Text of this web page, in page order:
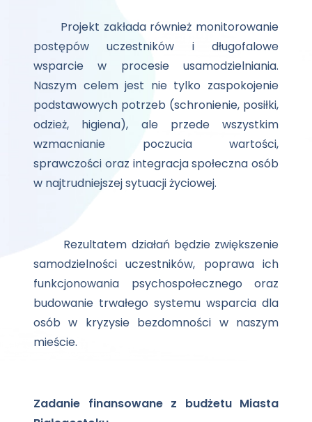
Projekt zakłada również monitorowanie
postępów uczestników i długofalowe
wsparcie w procesie usamodzielniania.
Naszym celem jest nie tylko zaspokojenie
podstawowych potrzeb (schronienie, posiłki,
odzież, higiena), ale przede wszystkim
wzmacnianie poczucia wartości,
sprawczości oraz integracja społeczna osób
w najtrudniejszej sytuacji życiowej.
Rezultatem działań będzie zwiększenie
samodzielności uczestników, poprawa ich
funkcjonowania psychospołecznego oraz
budowanie trwałego systemu wsparcia dla
osób w kryzysie bezdomności w naszym
mieście.
Zadanie finansowane z budżetu Miasta